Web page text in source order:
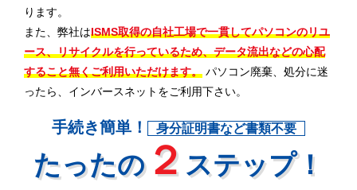
ります。
また、弊社はISMS取得の自社工場で一貫してパソコンのリユ
ース、リサイクルを行っているため、データ流出などの心配
すること無くご利用いただけます。 パソコン廃棄、処分に迷
ったら、インバースネットをご利用下さい。
手続き簡単！ 身分証明書など書類不要
たったの２ ステップ！